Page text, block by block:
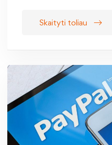
Skaityti toliau